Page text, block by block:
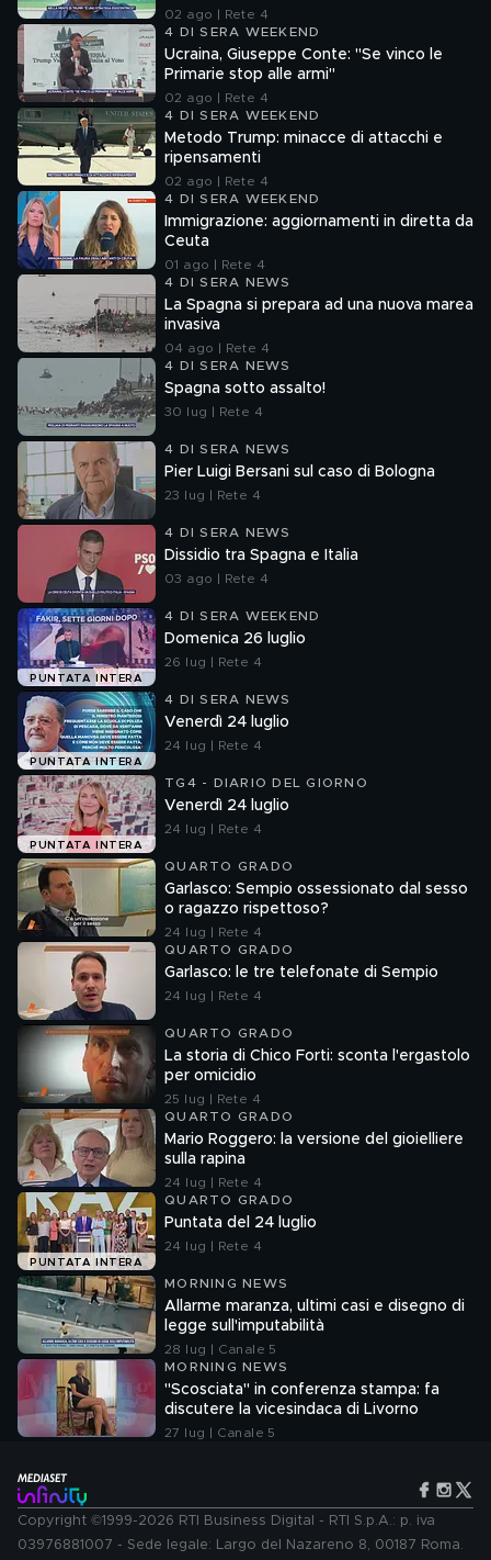
Mendolicchio
02 ago | Rete 4
4 DI SERA WEEKEND
Ucraina, Giuseppe Conte: "Se vinco le
Primarie stop alle armi"
02 ago | Rete 4
4 DI SERA WEEKEND
Metodo Trump: minacce di attacchi e
ripensamenti
02 ago | Rete 4
4 DI SERA WEEKEND
Immigrazione: aggiornamenti in diretta da
Ceuta
01 ago | Rete 4
4 DI SERA NEWS
La Spagna si prepara ad una nuova marea
invasiva
04 ago | Rete 4
4 DI SERA NEWS
Spagna sotto assalto!
30 lug | Rete 4
4 DI SERA NEWS
Pier Luigi Bersani sul caso di Bologna
23 lug | Rete 4
4 DI SERA NEWS
Dissidio tra Spagna e Italia
03 ago | Rete 4
PUNTATA INTERA
4 DI SERA WEEKEND
Domenica 26 luglio
26 lug | Rete 4
PUNTATA INTERA
4 DI SERA NEWS
Venerdì 24 luglio
24 lug | Rete 4
PUNTATA INTERA
TG4 - DIARIO DEL GIORNO
Venerdì 24 luglio
24 lug | Rete 4
QUARTO GRADO
Garlasco: Sempio ossessionato dal sesso
o ragazzo rispettoso?
24 lug | Rete 4
QUARTO GRADO
Garlasco: le tre telefonate di Sempio
24 lug | Rete 4
QUARTO GRADO
La storia di Chico Forti: sconta l'ergastolo
per omicidio
25 lug | Rete 4
QUARTO GRADO
Mario Roggero: la versione del gioielliere
sulla rapina
24 lug | Rete 4
PUNTATA INTERA
QUARTO GRADO
Puntata del 24 luglio
24 lug | Rete 4
MORNING NEWS
Allarme maranza, ultimi casi e disegno di
legge sull'imputabilità
28 lug | Canale 5
MORNING NEWS
"Scosciata" in conferenza stampa: fa
discutere la vicesindaca di Livorno
27 lug | Canale 5
Copyright ©1999-2026 RTI Business Digital - RTI S.p.A.: p. iva
03976881007 - Sede legale: Largo del Nazareno 8, 00187 Roma.